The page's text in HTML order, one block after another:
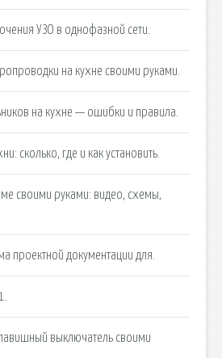
УЗО в однофазной сети.
на кухне своими руками.
на кухне — ошибки и правила.
сколько, где и как установить.
своими руками: видео, схемы,
проектной документации для.
выключатель своими